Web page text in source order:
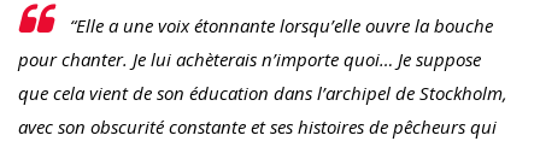
“Elle a une voix étonnante lorsqu’elle ouvre la bouche
pour chanter. Je lui achèterais n’importe quoi… Je suppose
que cela vient de son éducation dans l’archipel de Stockholm,
avec son obscurité constante et ses histoires de pêcheurs qui